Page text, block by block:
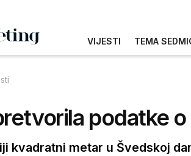
VIJESTI TEMA
podatke
kvadratni metar u Švedskoj